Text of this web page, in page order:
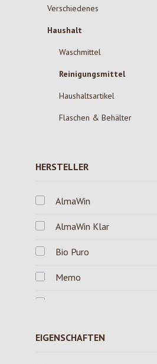
Verschiedenes
Haushalt
Waschmittel
Reinigungsmittel
Haushaltsartikel
Flaschen & Behälter
HERSTELLER
AlmaWin
AlmaWin Klar
Bio Puro
Memo
EIGENSCHAFTEN